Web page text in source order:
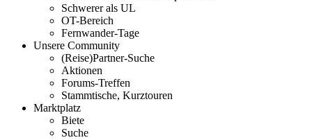
Schwerer als UL
OT-Bereich
Fernwander-Tage
Unsere Community
(Reise)Partner-Suche
Aktionen
Forums-Treffen
Stammtische, Kurztouren
Marktplatz
Biete
Suche